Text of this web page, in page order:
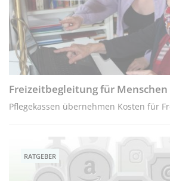
Freizeitbegleitung für Menschen
Pflegekassen übernehmen Kosten für
RATGEBER